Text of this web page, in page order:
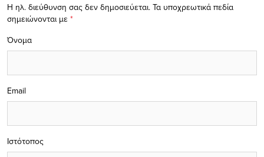
Η ηλ. διεύθυνση σας δεν δημοσιεύεται. Τα υποχρεωτικά πεδία
σημειώνονται με *
Όνομα
Email
Ιστότοπος